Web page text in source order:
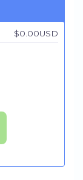
$0.00USD